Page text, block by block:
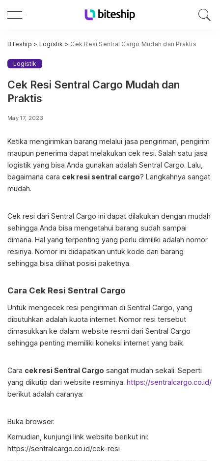
Biteship > Logistik > Cek Resi Sentral Cargo Mudah dan Praktis
Logistik
Cek Resi Sentral Cargo Mudah dan
Praktis
May 17, 2023
Ketika mengirimkan barang melalui jasa pengiriman, pengirim
maupun penerima dapat melakukan cek resi. Salah satu jasa
logistik yang bisa Anda gunakan adalah Sentral Cargo. Lalu,
bagaimana cara cek resi sentral cargo? Langkahnya sangat
mudah.
Cek resi dari Sentral Cargo ini dapat dilakukan dengan mudah
sehingga Anda bisa mengetahui barang sudah sampai
dimana. Hal yang terpenting yang perlu dimiliki adalah nomor
resinya. Nomor ini didapatkan untuk kode dari barang
sehingga bisa dilihat posisi paketnya.
Cara Cek Resi Sentral Cargo
Untuk mengecek resi pengiriman di Sentral Cargo, yang
dibutuhkan adalah kuota internet. Nomor resi tersebut
dimasukkan ke dalam website resmi dari Sentral Cargo
sehingga penting memiliki koneksi internet yang baik.
Cara cek resi Sentral Cargo sangat mudah sekali. Seperti
yang dikutip dari website resminya: https://sentralcargo.co.id/
berikut adalah caranya:
Buka browser.
Kemudian, kunjungi link website berikut ini:
https://sentralcargo.co.id/cek-resi